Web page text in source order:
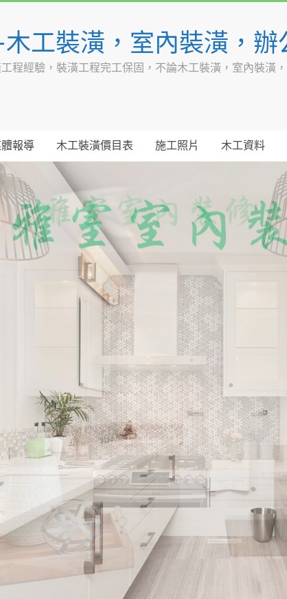
工裝潢，室內裝潢，
程經驗，裝潢工程完工保固，不論木工裝潢，室內裝潢
報導 木工裝潢價目表 施工照片 木工資料